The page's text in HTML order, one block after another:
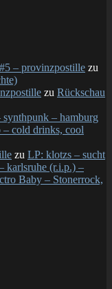
– provinzpostille zu
zu Rückschau
– hamburg
– cold drinks, cool
zu LP: klotzs – sucht
karlsruhe (r.i.p.) –
Baby – Stonerrock,